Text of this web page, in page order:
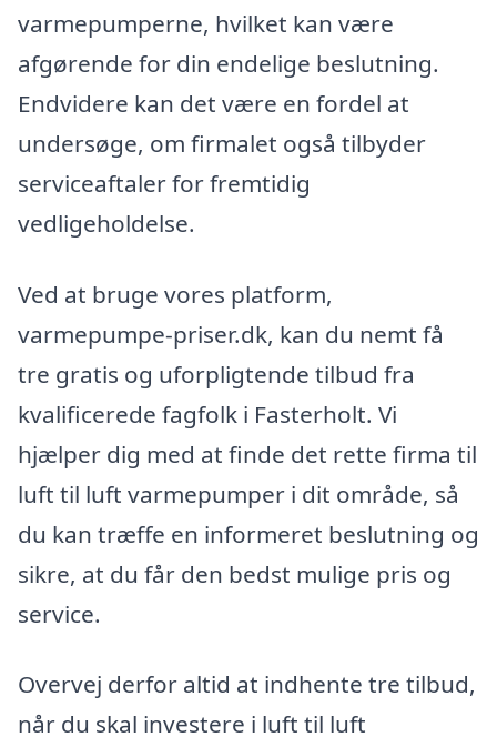
varmepumperne, hvilket kan være
afgørende for din endelige beslutning.
Endvidere kan det være en fordel at
undersøge, om firmalet også tilbyder
serviceaftaler for fremtidig
vedligeholdelse.
Ved at bruge vores platform,
varmepumpe-priser.dk, kan du nemt få
tre gratis og uforpligtende tilbud fra
kvalificerede fagfolk i Fasterholt. Vi
hjælper dig med at finde det rette firma til
luft til luft varmepumper i dit område, så
du kan træffe en informeret beslutning og
sikre, at du får den bedst mulige pris og
service.
Overvej derfor altid at indhente tre tilbud,
når du skal investere i luft til luft